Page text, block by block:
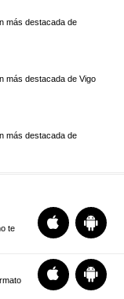
más destacada de
más destacada de Vigo
más destacada de
te